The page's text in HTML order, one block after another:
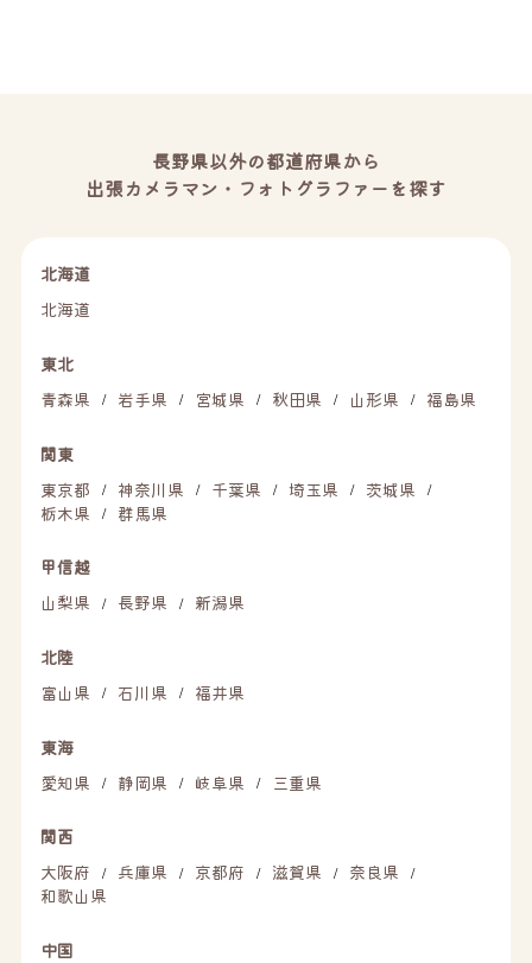
長野県以外の都道府県から
出張カメラマン・フォトグラファーを探す
北海道
北海道
東北
青森県
/ 岩手県 / 宮城県 / 秋田県 / 山形県 / 福島県
関東
東京都
/ 神奈川県 / 千葉県 / 埼玉県 / 茨城県 /
栃木県 / 群馬県
甲信越
山梨県
/ 長野県 / 新潟県
北陸
富山県
/ 石川県 / 福井県
東海
愛知県
/ 静岡県 / 岐阜県 / 三重県
関西
大阪府
/ 兵庫県 / 京都府 / 滋賀県 / 奈良県 /
和歌山県
中国